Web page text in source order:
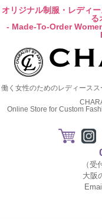
オリジナル制服・レディ
る
- Made-To-Order
働く女性のためのレディース
Online Store for Custom
（受
大阪